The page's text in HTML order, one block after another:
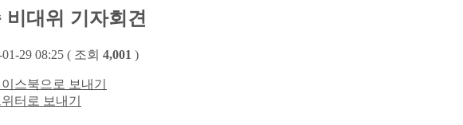
비대위 기자회견
01-29 08:25 ( 조회 4,001 )